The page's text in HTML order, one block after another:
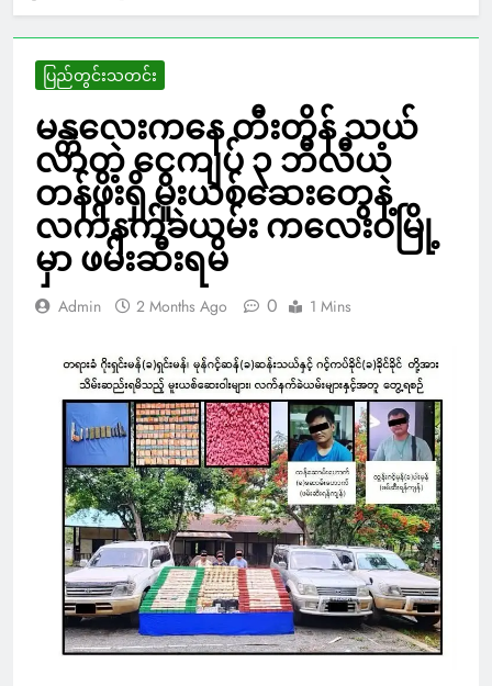
ပြည်တွင်းသတင်း
မန္တလေးကနေ တီးတိန် သယ်
လာတဲ့ ငွေကျပ် ၃ ဘီလီယံ
တန်ဖိုးရှိ မူးယစ်ဆေးတွေနဲ့
လက်နက်ခဲယမ်း ကလေးဝမြို့
မှာ ဖမ်းဆီးရမိ
Admin 2 Months Ago 0 1 Mins